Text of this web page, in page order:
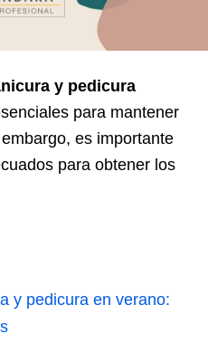
y pedicura
para mantener
es importante
para obtener los
y pedicura en verano: